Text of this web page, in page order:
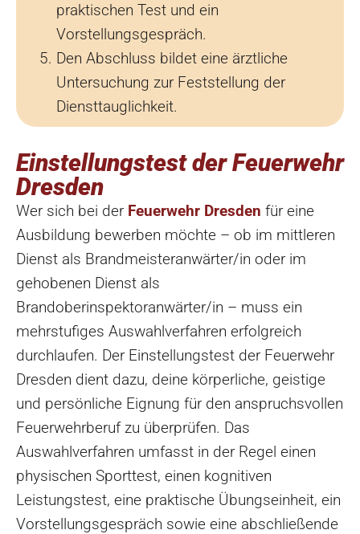
praktischen Test und ein
Vorstellungsgespräch.
Den Abschluss bildet eine ärztliche
Untersuchung zur Feststellung der
Diensttauglichkeit.
Einstellungstest der Feuerwehr
Dresden
Wer sich bei der Feuerwehr Dresden für eine
Ausbildung bewerben möchte – ob im mittleren
Dienst als Brandmeisteranwärter/in oder im
gehobenen Dienst als
Brandoberinspektoranwärter/in – muss ein
mehrstufiges Auswahlverfahren erfolgreich
durchlaufen. Der Einstellungstest der Feuerwehr
Dresden dient dazu, deine körperliche, geistige
und persönliche Eignung für den anspruchsvollen
Feuerwehrberuf zu überprüfen. Das
Auswahlverfahren umfasst in der Regel einen
physischen Sporttest, einen kognitiven
Leistungstest, eine praktische Übungseinheit, ein
Vorstellungsgespräch sowie eine abschließende